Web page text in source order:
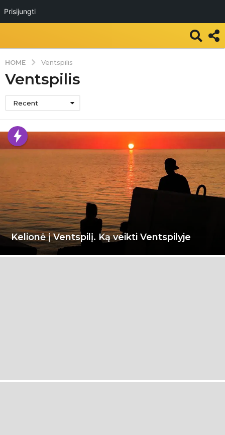
Prisijungti
HOME Ventspilis
Ventspilis
Recent
Kelionė į Ventspilį. Ką veikti Ventspilyje